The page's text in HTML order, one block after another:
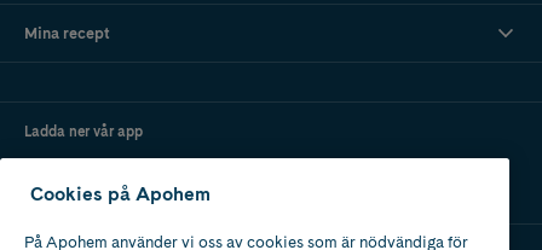
Mina recept
Ladda ner vår app
Cookies på Apohem
På Apohem använder vi oss av cookies som är nödvändiga för